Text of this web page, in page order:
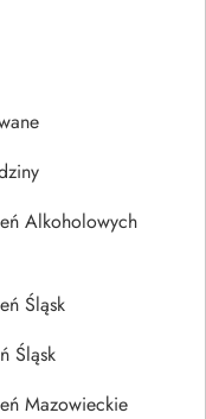
Alkoholowych
Śląsk
Śląsk
Mazowieckie